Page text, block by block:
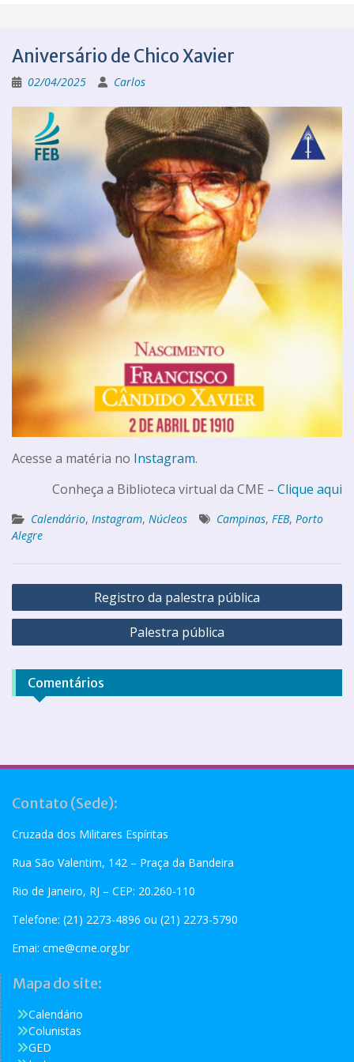
Aniversário de Chico Xavier
02/04/2025 Carlos
Acesse a matéria no Instagram.
Conheça a Biblioteca virtual da CME – Clique aqui
Calendário, Instagram, Núcleos Campinas, FEB, Porto
Alegre
Registro da palestra pública
Palestra pública
Comentários
Contato (Sede):
Cruzada dos Militares Espíritas
Rua São Valentim, 142 – Praça da Bandeira
Rio de Janeiro, RJ – CEP: 20.260-110
Telefone: (21) 2273-4896 ou (21) 2273-5790
Emai: cme@cme.org.br
Mapa do site:
Calendário
Colunistas
GED